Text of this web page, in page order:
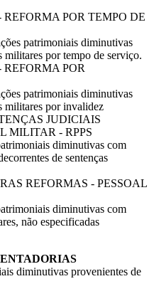
REFORMA POR TEMPO DE
patrimoniais diminutivas
militares por tempo de serviço.
REFORMA POR
patrimoniais diminutivas
militares por invalidez
JUDICIAIS
MILITAR - RPPS
diminutivas com
de sentenças
REFORMAS - PESSOAL
diminutivas com
não especificadas
diminutivas provenientes de